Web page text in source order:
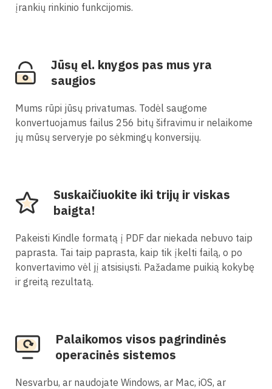
įrankių rinkinio funkcijomis.
Jūsų el. knygos pas mus yra
saugios
Mums rūpi jūsų privatumas. Todėl saugome
konvertuojamus failus 256 bitų šifravimu ir nelaikome
jų mūsų serveryje po sėkmingų konversijų.
Suskaičiuokite iki trijų ir viskas
baigta!
Pakeisti Kindle formatą į PDF dar niekada nebuvo taip
paprasta. Tai taip paprasta, kaip tik įkelti failą, o po
konvertavimo vėl jį atsisiųsti. Pažadame puikią kokybę
ir greitą rezultatą.
Palaikomos visos pagrindinės
operacinės sistemos
Nesvarbu, ar naudojate Windows, ar Mac, iOS, ar